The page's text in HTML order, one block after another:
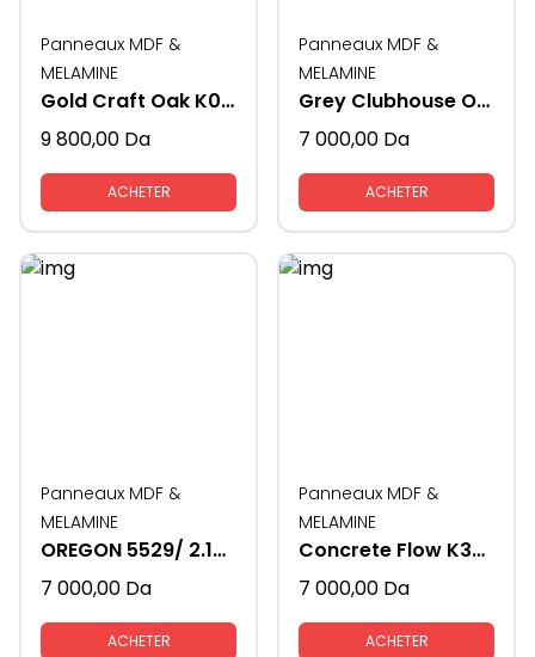
Panneaux MDF &
MELAMINE
Gold Craft Oak K003/ 1.83*3.66 16MM
9 800,00 Da
ACHETER
Panneaux MDF &
MELAMINE
Grey Clubhouse Oak K079/ 2.10*2.80 16MM
7 000,00 Da
ACHETER
Panneaux MDF &
MELAMINE
OREGON 5529/ 2.10*2.80- 16MM
7 000,00 Da
ACHETER
Panneaux MDF &
MELAMINE
Concrete Flow K350/ 2.10*2.80 16MM
7 000,00 Da
ACHETER